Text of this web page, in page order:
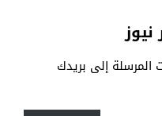
إلى بريدك